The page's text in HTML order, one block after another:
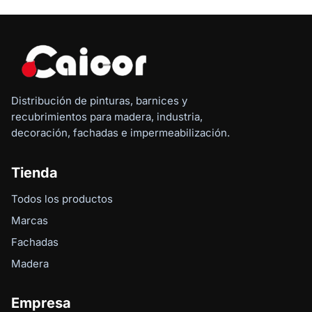
Distribución de pinturas, barnices y
recubrimientos para madera, industria,
decoración, fachadas e impermeabilización.
Tienda
Todos los productos
Marcas
Fachadas
Madera
Empresa